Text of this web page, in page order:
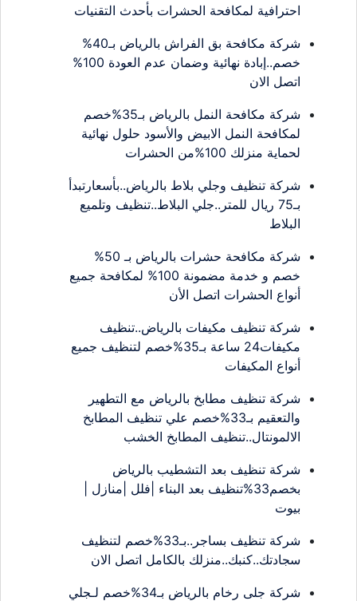
احترافية لمكافحة الحشرات بأحدث التقنيات
شركة مكافحة بق الفراش بالرياض بـ40%
خصم..إبادة نهائية وضمان عدم العودة 100%
اتصل الان
شركة مكافحة النمل بالرياض بـ35%خصم
لمكافحة النمل الابيض والأسود حلول نهائية
لحماية منزلك 100%من الحشرات
شركة تنظيف وجلي بلاط بالرياض..بأسعارتبدأ
بـ75 ريال للمتر..جلي البلاط..تنظيف وتلميع
البلاط
شركة مكافحة حشرات بالرياض بـ 50%
خصم و خدمة مضمونة 100% لمكافحة جميع
أنواع الحشرات اتصل الأن
شركة تنظيف مكيفات بالرياض..تنظيف
مكيفات24 ساعة بـ35%خصم لتنظيف جميع
أنواع المكيفات
شركة تنظيف مطابخ بالرياض مع التطهير
والتعقيم بـ33%خصم علي تنظيف المطابخ
الالمونتال..تنظيف المطابخ الخشب
شركة تنظيف بعد التشطيب بالرياض
بخصم33%تنظيف بعد البناء |فلل |منازل |
بيوت
شركة تنظيف بساجر..بـ33%خصم لتنظيف
سجادتك..كنبك..منزلك بالكامل اتصل الان
شركة جلى رخام بالرياض بـ34%خصم لـجلي